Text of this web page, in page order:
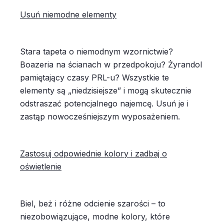
Usuń niemodne elementy
Stara tapeta o niemodnym wzornictwie?
Boazeria na ścianach w przedpokoju? Żyrandol
pamiętający czasy PRL-u? Wszystkie te
elementy są „niedzisiejsze” i mogą skutecznie
odstraszać potencjalnego najemcę. Usuń je i
zastąp nowocześniejszym wyposażeniem.
Zastosuj odpowiednie kolory i zadbaj o
oświetlenie
Biel, beż i różne odcienie szarości – to
niezobowiązujące, modne kolory, które